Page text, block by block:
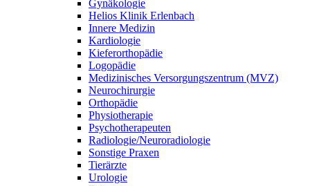
Gynäkologie
Helios Klinik Erlenbach
Innere Medizin
Kardiologie
Kieferorthopädie
Logopädie
Medizinisches Versorgungszentrum (MVZ)
Neurochirurgie
Orthopädie
Physiotherapie
Psychotherapeuten
Radiologie/Neuroradiologie
Sonstige Praxen
Tierärzte
Urologie